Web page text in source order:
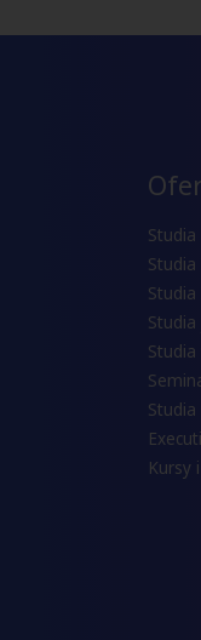
Studia
Kursy